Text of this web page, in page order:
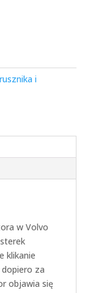
i
w Volvo
klikanie
za
objawia się